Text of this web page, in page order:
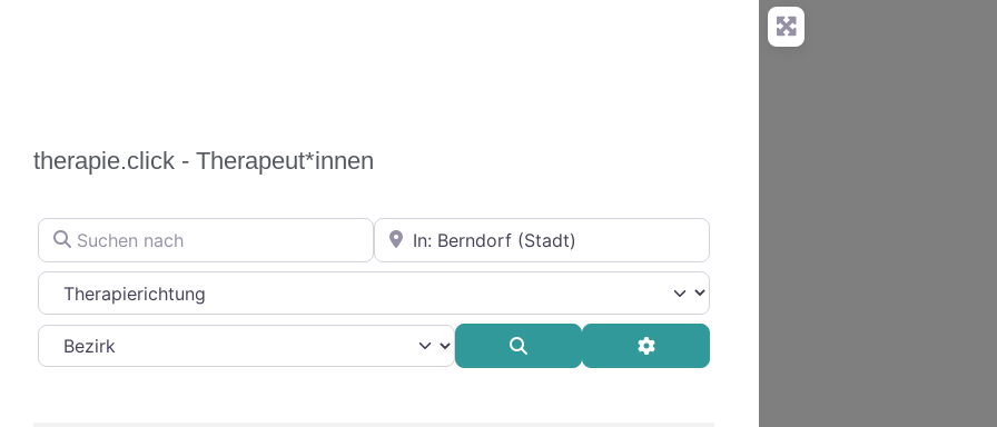
therapie.click - Therapeut*innen
Suchen nach In der Nähe
Therapierichtung
Advanced Filters